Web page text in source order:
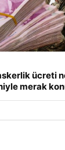
ücreti
merak